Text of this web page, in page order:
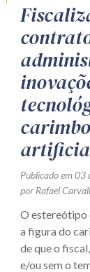
Publicado em 03
por Rafael
O estereótipo
a figura do
de que o
e/ou sem o